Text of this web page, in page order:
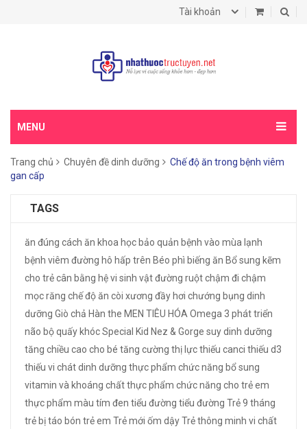
Tài khoản
MENU
Trang chủ Chuyên đề dinh dưỡng
Chế độ ăn trong bệnh viêm
gan cấp
TAGS
ăn đúng cách ăn khoa học bảo quản bệnh vào mùa lạnh
bệnh viêm đường hô hấp trên Béo phì biếng ăn Bổ sung kẽm
cho trẻcân bằng hệ vi sinh vật đường ruộtchậm đi chậm
mọc răng chế độ ăn còi xương đầy hơi chướng bụng dinh
dưỡng Giò chả Hàn the MEN TIÊU HÓA Omega 3 phát triển
não bộquấy khócSpecial Kid Nez & Gorge suy dinh dưỡng
tăng chiều cao cho bé tăng cường thị lựcthiếu canci thiếu d3
thiếu vi chát dinh dưỡng thực phẩm chức năng bổ sung
vitamin và khoáng chấtthực phẩm chức năng cho trẻ em
thực phẩm màu tím đen tiểu đường tiểu đường Trẻ 9 tháng
trẻ bị táo bón trẻ em Trẻ mới ốm dậyTrẻ thông minh vi chất